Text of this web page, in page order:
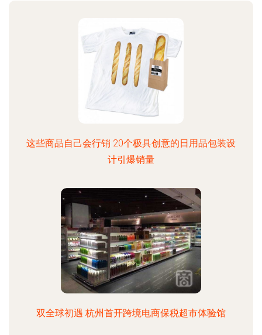
这些商品自己会行销 20个极具创意的日用品包装设
计引爆销量
双全球初遇 杭州首开跨境电商保税超市体验馆